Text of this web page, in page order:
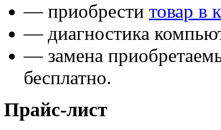
— приобрести товар в
— диагностика
— замена
бесплатно.
Прайс-лист